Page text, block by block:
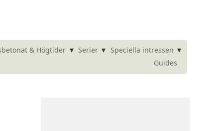
& Högtider ▾ Serier ▾ Speciella intressen ▾
Guides